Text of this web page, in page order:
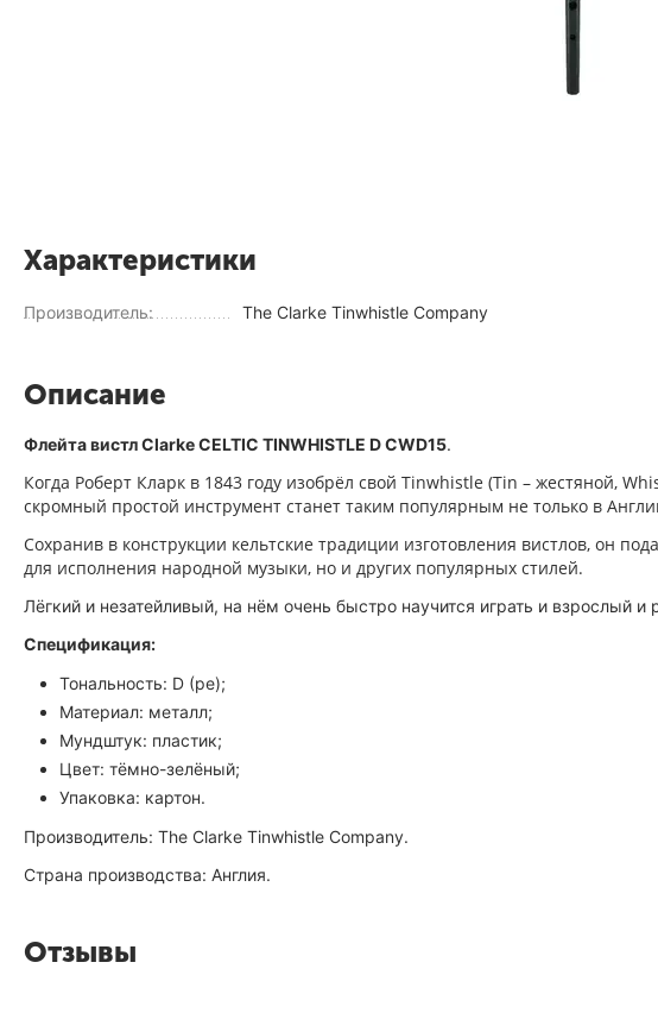
Характеристики
Производитель: The Clarke Tinwhistle Company
Описание
Флейта вистл Clarke CELTIC TINWHISTLE D CWD15.
Когда Роберт Кларк в 1843 году изобрёл свой Tinwhistle (Tin – жестяной,
скромный простой инструмент станет таким популярным не только в
Сохранив в конструкции кельтские традиции изготовления вистлов, он
для исполнения народной музыки, но и других популярных стилей.
Лёгкий и незатейливый, на нём очень быстро научится играть и взрослый и
Спецификация:
Тональность: D (ре);
Материал: металл;
Мундштук: пластик;
Цвет: тёмно-зелёный;
Упаковка: картон.
Производитель: The Clarke Tinwhistle Company.
Страна производства: Англия.
Отзывы